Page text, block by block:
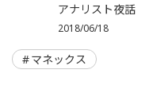
アナリスト夜話
2018/06/18
マネックス